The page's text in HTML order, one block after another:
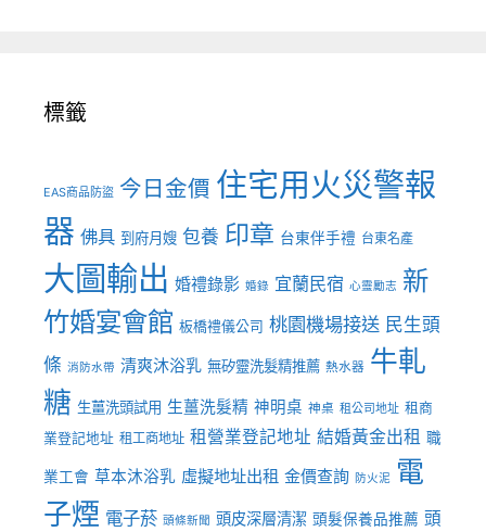
標籤
EAS商品防盜 今日金價 住宅用火災警報
器 佛具 到府月嫂 包養 印章 台東伴手禮 台東名產
大圖輸出 婚禮錄影 婚錄 宜蘭民宿 心靈勵志 新
竹婚宴會館 板橋禮儀公司 桃園機場接送 民生頭
條 消防水帶 清爽沐浴乳 無矽靈洗髮精推薦 熱水器 牛軋
糖 生薑洗頭試用 生薑洗髮精 神明桌 神桌 租公司地址 租商
業登記地址 租工商地址 租營業登記地址 結婚黃金出租 職
業工會 草本沐浴乳 虛擬地址出租 金價查詢 防火泥
電
子煙 電子菸 頭條新聞 頭皮深層清潔 頭髮保養品推薦 頭